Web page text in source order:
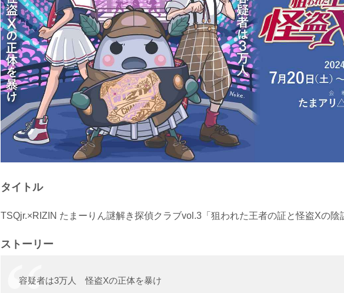
タイトル
TSQjr.×RIZIN たまーりん謎解き探偵クラブvol.3「狙われた王者の証と怪盗Xの陰
ストーリー
容疑者は3万人 怪盗Xの正体を暴け